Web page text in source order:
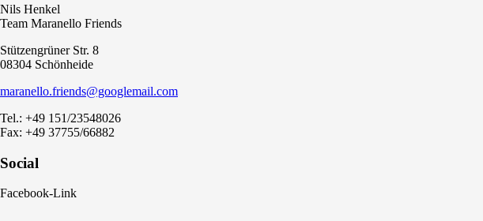
Nils Henkel
Team Maranello Friends
Stützengrüner Str. 8
08304 Schönheide
maranello.friends@googlemail.com
Tel.: +49 151/23548026
Fax: +49 37755/66882
Social
Facebook-Link